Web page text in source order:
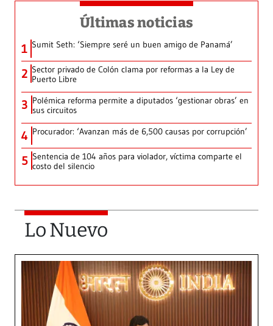
Últimas noticias
1 Sumit Seth: ‘Siempre seré un buen amigo de Panamá’
2 Sector privado de Colón clama por reformas a la Ley de
Puerto Libre
3 Polémica reforma permite a diputados ‘gestionar obras’ en
sus circuitos
4 Procurador: ‘Avanzan más de 6,500 causas por corrupción’
5 Sentencia de 104 años para violador, víctima comparte el
costo del silencio
Lo Nuevo